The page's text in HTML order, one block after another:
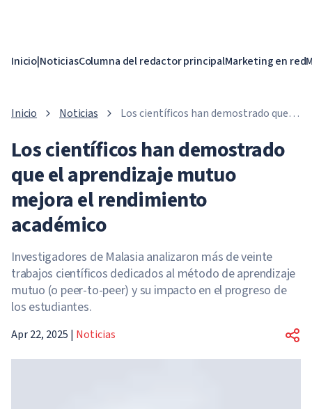
Inicio|NoticiasColumna del redactor principalMarketing en red
Inicio Noticias
Los científicos han demostrado que el
rendimiento académico
Los científicos han demostrado
que el aprendizaje mutuo
mejora el rendimiento
académico
Investigadores de Malasia analizaron más de veinte
trabajos científicos dedicados al método de aprendizaje
mutuo (o peer-to-peer) y su impacto en el progreso de
los estudiantes.
Apr 22, 2025 | Noticias